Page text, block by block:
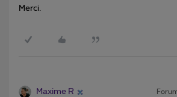
Merci.
Maxime R